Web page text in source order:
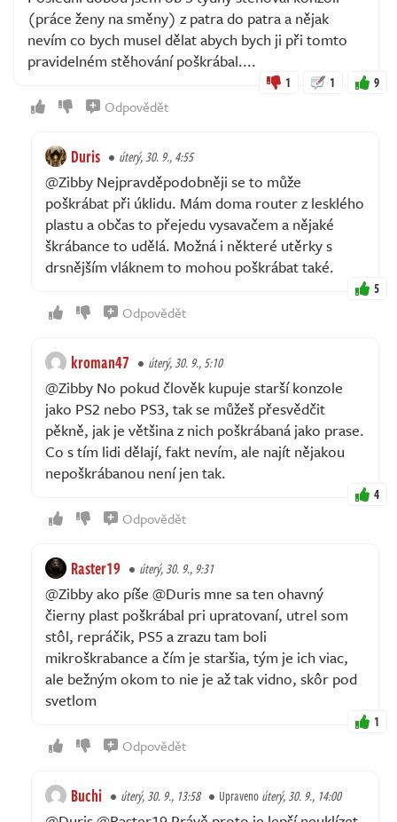
(práce ženy na směny) z patra do patra a nějak
nevím co bych musel dělat abych bych ji při tomto
pravidelném stěhování poškrábal....
1 1 9
Odpovědět
Duris úterý, 30. 9., 4:55
@Zibby Nejpravděpodobněji se to může
poškrábat při úklidu. Mám doma router z lesklého
plastu a občas to přejedu vysavačem a nějaké
škrábance to udělá. Možná i některé utěrky s
drsnějším vláknem to mohou poškrábat také.
5
Odpovědět
kroman47 úterý, 30. 9., 5:10
@Zibby No pokud člověk kupuje starší konzole
jako PS2 nebo PS3, tak se můžeš přesvědčit
pěkně, jak je většina z nich poškrábaná jako prase.
Co s tím lidi dělají, fakt nevím, ale najít nějakou
nepoškrábanou není jen tak.
4
Odpovědět
Raster19 úterý, 30. 9., 9:31
@Zibby ako píše @Duris mne sa ten ohavný
čierny plast poškrábal pri upratovaní, utrel som
stôl, repráčik, PS5 a zrazu tam boli
mikroškrabance a čím je staršia, tým je ich viac,
ale bežným okom to nie je až tak vidno, skôr pod
svetlom
1
Odpovědět
Buchi úterý, 30. 9., 13:58 Upravenoúterý, 30. 9., 14:00